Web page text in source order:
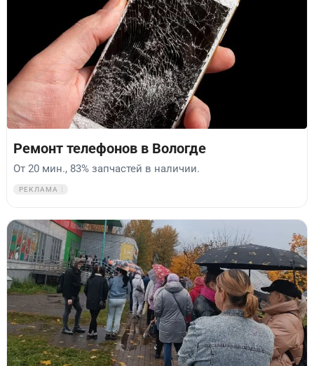
Ремонт телефонов в Вологде
От 20 мин., 83% запчастей в наличии.
РЕКЛАМА